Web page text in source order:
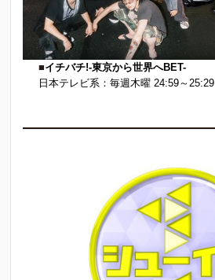
■イチバチ!-東京から世界へBET-
日本テレビ系：毎週木曜 24:59～25:29